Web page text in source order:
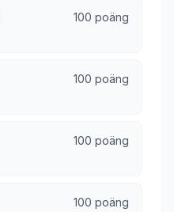
100 poäng
100 poäng
100 poäng
100 poäng